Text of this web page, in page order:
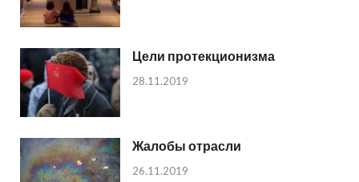
Цели протекционизма
28.11.2019
Жалобы отрасли
26.11.2019